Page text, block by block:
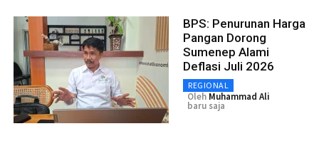
BPS: Penurunan Harga
Pangan Dorong
Sumenep Alami
Deflasi Juli 2026
REGIONAL
Oleh Muhammad Ali
baru saja